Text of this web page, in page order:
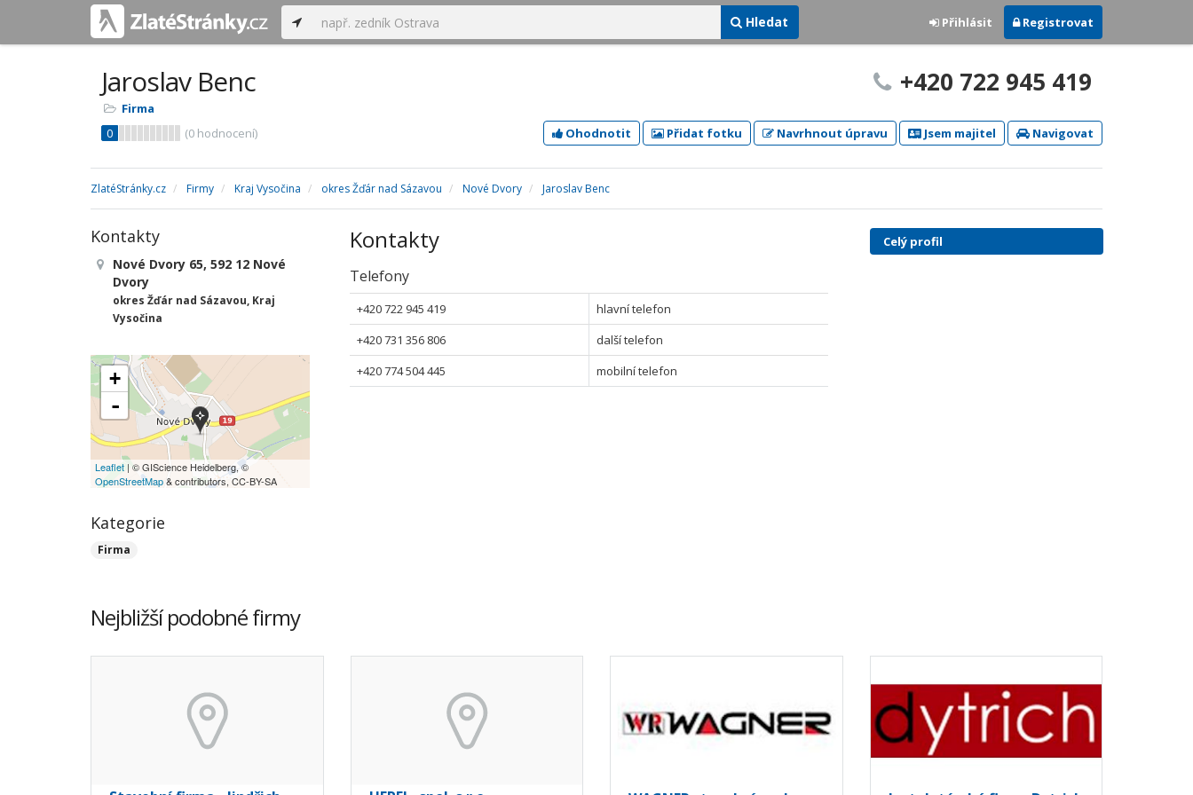
Hledat Přihlásit Registrovat
Jaroslav Benc
Firma
0
(0 hodnocení)
+420 722 945 419
Ohodnotit Přidat fotku Navrhnout úpravu Jsem majitel Navigovat
ZlatéStránky.cz Firmy Kraj Vysočina okres Žďár nad Sázavou Nové Dvory Jaroslav Benc
Kontakty
Telefony
+420 722 945 419
hlavní telefon
+420 731 356 806
další telefon
+420 774 504 445
mobilní telefon
Kontakty
Nové Dvory 65, 592 12 Nové
Dvory
okres Žďár nad Sázavou, Kraj
Vysočina
+
-
Leaflet | © GIScience Heidelberg, ©
OpenStreetMap& contributors, CC-BY-SA
Kategorie
Firma
Celý profil
Nejbližší podobné firmy